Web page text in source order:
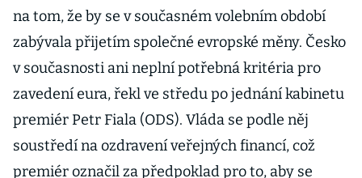
na tom, že by se v současném volebním období
zabývala přijetím společné evropské měny. Česko
v současnosti ani neplní potřebná kritéria pro
zavedení eura, řekl ve středu po jednání kabinetu
premiér Petr Fiala (ODS). Vláda se podle něj
soustředí na ozdravení veřejných financí, což
premiér označil za předpoklad pro to, aby se